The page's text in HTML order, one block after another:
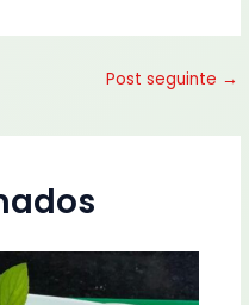
Post seguinte →